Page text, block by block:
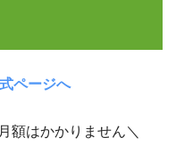
ページへ
額はかかりません＼